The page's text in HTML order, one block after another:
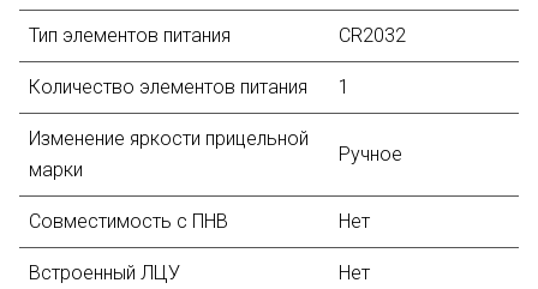
Тип элементов питания CR2032
Количество элементов питания 1
Изменение яркости прицельной
марки
Ручное
Совместимость с ПНВ Нет
Встроенный ЛЦУ Нет